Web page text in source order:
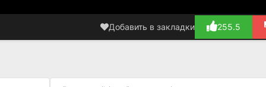
Добавить в закладки 255.5